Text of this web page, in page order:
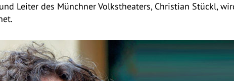
Leiter des Münchner Volkstheaters, Christian Stückl,